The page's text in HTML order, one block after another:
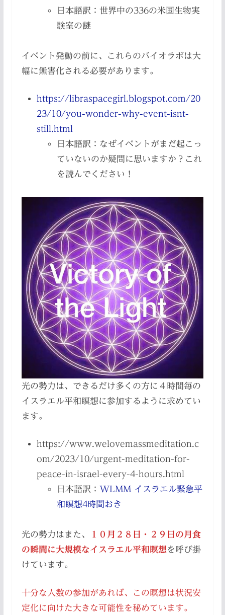
日本語訳：世界中の336の米国生物実
験室の謎
イベント発動の前に、これらのバイオラボは大
幅に無害化される必要があります。
https://libraspacegirl.blogspot.com/20
23/10/you-wonder-why-event-isnt-
still.html
日本語訳：なぜイベントがまだ起こっ
ていないのか疑問に思いますか？これ
を読んでください！
光の勢力は、できるだけ多くの方に４時間毎の
イスラエル平和瞑想に参加するように求めてい
ます。
https://www.welovemassmeditation.c
om/2023/10/urgent-meditation-for-
peace-in-israel-every-4-hours.html
日本語訳： WLMM イスラエル緊急平
和瞑想4時間おき
光の勢力はまた、
１０月２８日・２９日の月食
の瞬間に大規模なイスラエル平和瞑想を呼び掛
けています。
十分な人数の参加があれば、この瞑想は状況安
定化に向けた大きな可能性を秘めています。